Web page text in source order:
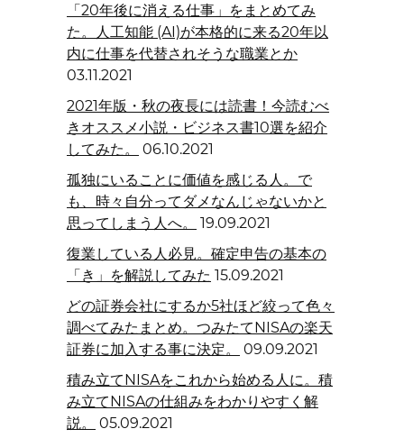
「20年後に消える仕事」をまとめてみ
た。人工知能 (AI)が本格的に来る20年以
内に仕事を代替されそうな職業とか
03.11.2021
2021年版・秋の夜長には読書！今読むべ
きオススメ小説・ビジネス書10選を紹介
してみた。
06.10.2021
孤独にいることに価値を感じる人。で
も、時々自分ってダメなんじゃないかと
思ってしまう人へ。
19.09.2021
復業している人必見。確定申告の基本の
「き」を解説してみた 15.09.2021
どの証券会社にするか5社ほど絞って色々
調べてみたまとめ。つみたてNISAの楽天
証券に加入する事に決定。
09.09.2021
積み立てNISAをこれから始める人に。積
み立てNISAの仕組みをわかりやすく解
説。
05.09.2021